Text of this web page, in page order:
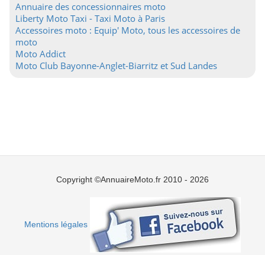
Annuaire des concessionnaires moto
Liberty Moto Taxi - Taxi Moto à Paris
Accessoires moto : Equip' Moto, tous les accessoires de
moto
Moto Addict
Moto Club Bayonne-Anglet-Biarritz et Sud Landes
Copyright ©AnnuaireMoto.fr 2010 - 2026
Mentions légales